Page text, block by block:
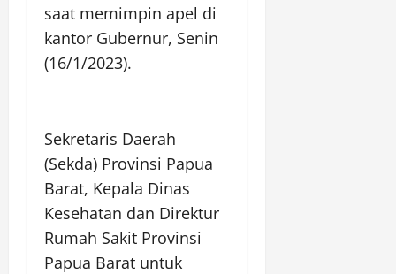
saat memimpin apel di
kantor Gubernur, Senin
(16/1/2023).
Sekretaris Daerah
(Sekda) Provinsi Papua
Barat, Kepala Dinas
Kesehatan dan Direktur
Rumah Sakit Provinsi
Papua Barat untuk